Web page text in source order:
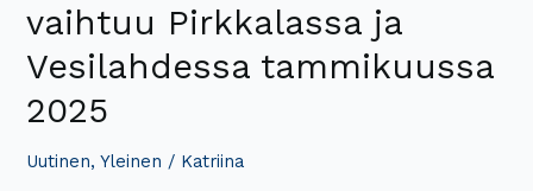
vaihtuu Pirkkalassa ja
Vesilahdessa tammikuussa
2025
Uutinen,Yleinen / Katriina